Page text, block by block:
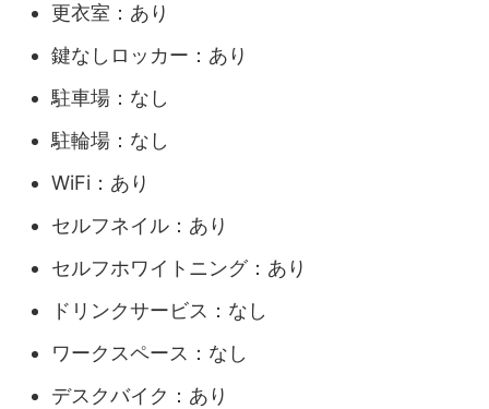
更衣室：あり
鍵なしロッカー：あり
駐車場：なし
駐輪場：なし
WiFi：あり
セルフネイル：あり
セルフホワイトニング：あり
ドリンクサービス：なし
ワークスペース：なし
デスクバイク：あり